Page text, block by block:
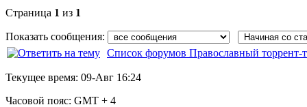
Страница 1 из 1
Показать сообщения:
Список форумов Православный торрент-
Текущее время: 09-Авг 16:24
Часовой пояс: GMT + 4